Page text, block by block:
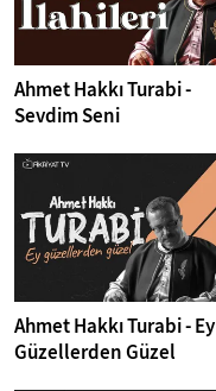
Ahmet Hakkı Turabi -
Sevdim Seni
Ahmet Hakkı Turabi - Ey
Güzellerden Güzel